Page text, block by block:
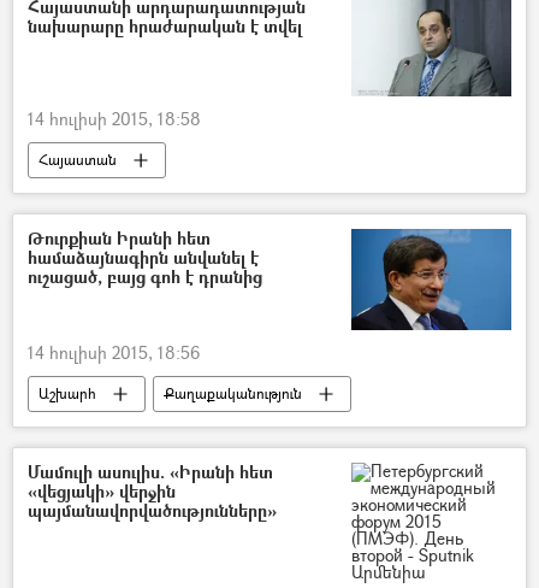
Հայաստանի արդարադատության
նախարարը հրաժարական է տվել
14 հուլիսի 2015, 18:58
Հայաստան
Թուրքիան Իրանի հետ
համաձայնագիրն անվանել է
ուշացած, բայց գոհ է դրանից
14 հուլիսի 2015, 18:56
Աշխարհ Քաղաքականություն
Մամուլի ասուլիս. «Իրանի հետ
«վեցյակի» վերջին
պայմանավորվածությունները»